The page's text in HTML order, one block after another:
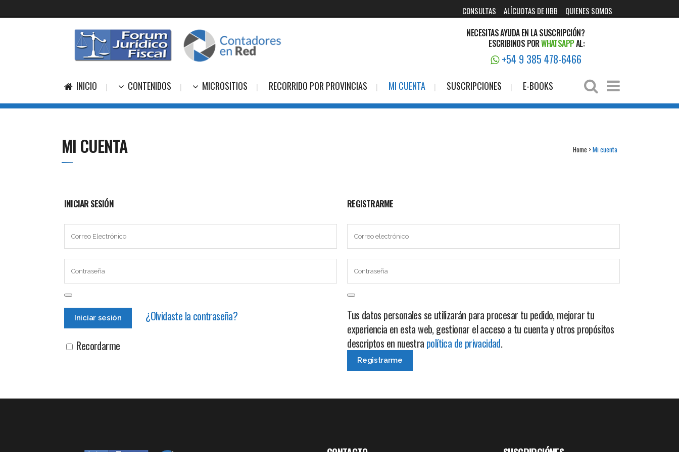
CONSULTAS ALÍCUOTAS DE IIBB QUIENES SOMOS
NECESITAS AYUDA EN LA SUSCRIPCIÓN?
ESCRIBINOS PORWHATSAPPAL:
+54 9 385 478-6466
INICIO CONTENIDOS MICROSITIOS RECORRIDO POR PROVINCIAS MI CUENTA SUSCRIPCIONES E-BOOKS
MI CUENTA Home >Mi cuenta
INICIAR SESIÓN
¿Olvidaste la contraseña?
Recordarme
REGISTRARME
Tus datos personales se utilizarán para procesar tu pedido, mejorar tu
experiencia en esta web, gestionar el acceso a tu cuenta y otros propósitos
descriptos en nuestra política de privacidad.